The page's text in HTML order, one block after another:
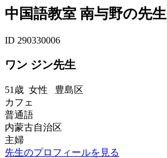
中国語教室 南与野の先生
ID 290330006
ワン ジン先生
51歳 女性 豊島区
カフェ
普通語
内蒙古自治区
主婦
先生のプロフィールを見る